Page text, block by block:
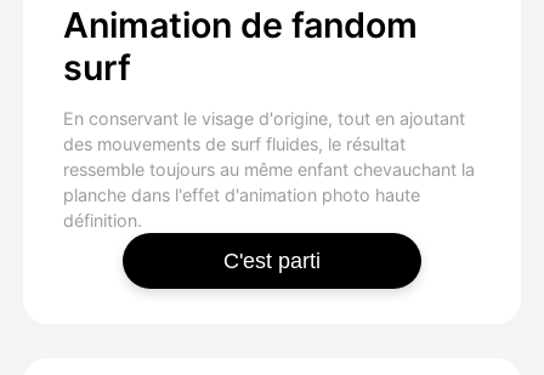
Animation de fandom
surf
En conservant le visage d'origine, tout en ajoutant
des mouvements de surf fluides, le résultat
ressemble toujours au même enfant chevauchant la
planche dans l'effet d'animation photo haute
définition.
C'est parti